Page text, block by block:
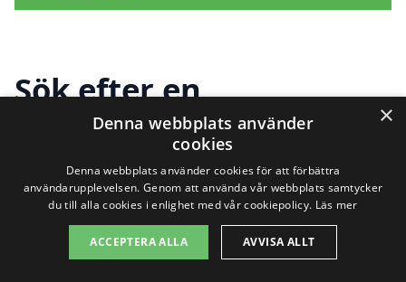
Sök efter en
professionell för
dränering i andra
städer nära Vitaby
×
Denna webbplats använder
cookies
Denna webbplats använder cookies för att förbättra
användarupplevelsen. Genom att använda vår webbplats samtycker
du till alla cookies i enlighet med vår cookiepolicy. Läs mer
ACCEPTERA ALLA AVVISA ALLT